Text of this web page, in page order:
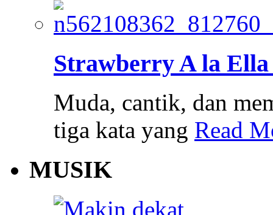
Strawberry A la
Muda, cantik, dan
tiga kata yang Read
MUSIK